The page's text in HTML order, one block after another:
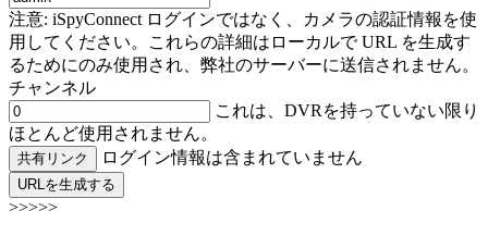
注意: iSpyConnect ログインではなく、カメラの認証情報を使
用してください。これらの詳細はローカルで URL を生成す
るためにのみ使用され、弊社のサーバーに送信されません。
チャンネル
これは、DVRを持っていない限り
ほとんど使用されません。
共有リンク ログイン情報は含まれていません
URLを生成する
>>>>>